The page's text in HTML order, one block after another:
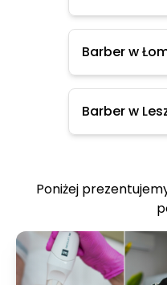
Barber w
Barber w
Poniżej